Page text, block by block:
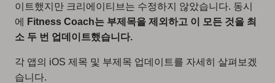
이트했지만 크리에이티브는 수정하지 않았습니다. 동시
에
Fitness Coach는 부제목을 제외하고 이 모든 것을 최
소 두 번 업데이트했습니다.
각 앱의 iOS 제목 및 부제목 업데이트를 자세히 살펴보겠
습니다.